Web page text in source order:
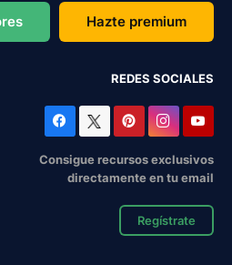
Hazte premium
REDES SOCIALES
Consigue recursos exclusivos
directamente en tu email
Regístrate